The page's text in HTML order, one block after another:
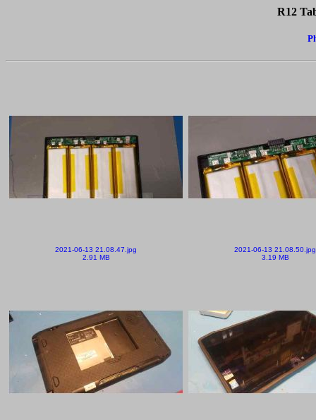
R12
2021-06-13 21.08.47.jpg
2.91 MB
2021-06-13 21.08.50.jpg
3.19 MB